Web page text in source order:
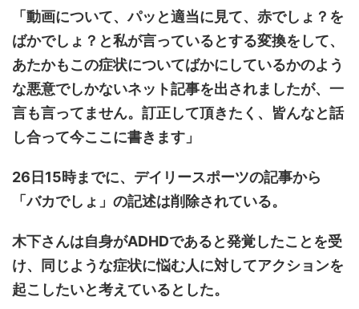
「動画について、パッと適当に見て、赤でしょ？を
ばかでしょ？と私が言っているとする変換をして、
あたかもこの症状についてばかにしているかのよう
な悪意でしかないネット記事を出されましたが、一
言も言ってません。訂正して頂きたく、皆んなと話
し合って今ここに書きます」
26日15時までに、デイリースポーツの記事から
「バカでしょ」の記述は削除されている。
木下さんは自身がADHDであると発覚したことを受
け、同じような症状に悩む人に対してアクションを
起こしたいと考えているとした。